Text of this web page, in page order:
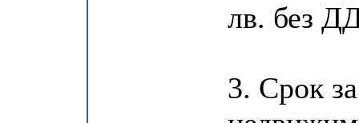
лв. без
3. Срок